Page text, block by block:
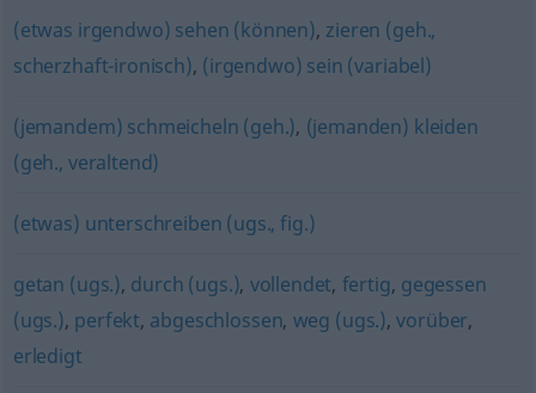
(etwas irgendwo) sehen (können), zieren (geh.,
scherzhaft-ironisch), (irgendwo) sein (variabel)
(jemandem) schmeicheln (geh.), (jemanden) kleiden
(geh., veraltend)
(etwas) unterschreiben (ugs., fig.)
getan (ugs.), durch (ugs.), vollendet, fertig, gegessen
(ugs.), perfekt, abgeschlossen, weg (ugs.),vorüber,
erledigt